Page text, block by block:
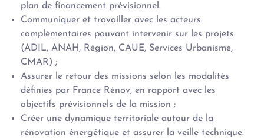
plan de financement prévisionnel.
Communiquer et travailler avec les acteurs
complémentaires pouvant intervenir sur les projets
(ADIL, ANAH, Région, CAUE, Services Urbanisme,
CMAR) ;
Assurer le retour des missions selon les modalités
définies par France Rénov, en rapport avec les
objectifs prévisionnels de la mission ;
Créer une dynamique territoriale autour de la
rénovation énergétique et assurer la veille technique.